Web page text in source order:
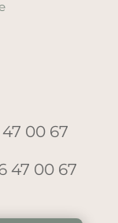
00 67
47 00 67